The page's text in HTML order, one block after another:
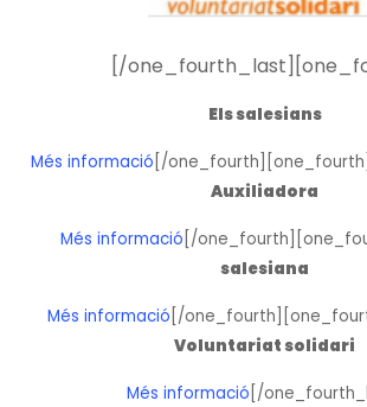
[/
Els salesians
Més informació [/one_fourth][one_fourth]
Auxiliadora
Més informació [/
salesiana
Més informació [/
Voluntariat solidari
Més informació [/